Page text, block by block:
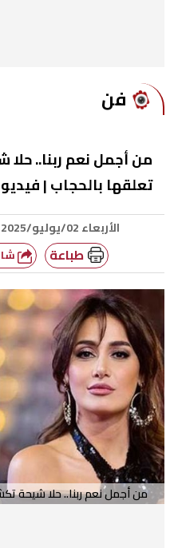
فن
من أجمل نعم ربنا..
تعلقها بالحجاب | فيديو
الأربعاء 02/يوليو/2025 - 04:00 ص
طباعة
من أجمل نعم ربنا.. حلا شيحة